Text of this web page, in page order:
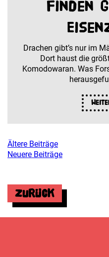
finden
Drachen gibt’s nur im
Dort haust die
Komodowaran. Was
Ältere Beiträge
Neuere Beiträge
Zurück